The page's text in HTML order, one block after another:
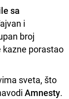
sa
i
broj
porastao
sveta, što
Amnesty.